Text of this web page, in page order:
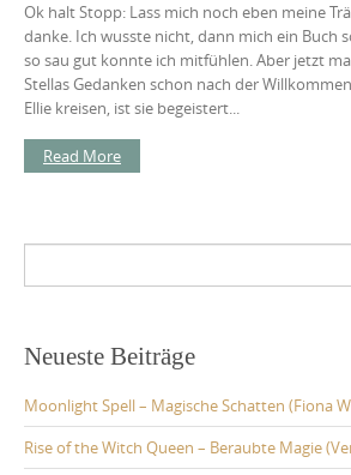
Ok halt Stopp: Lass mich noch eben meine
danke. Ich wusste nicht, dann mich ein Buch
so sau gut konnte ich mitfühlen. Aber jetzt
Stellas Gedanken schon nach der
Ellie kreisen, ist sie begeistert...
Read More
Neueste Beiträge
Moonlight Spell – Magische Schatten (Fiona
Rise of the Witch Queen – Beraubte Magie